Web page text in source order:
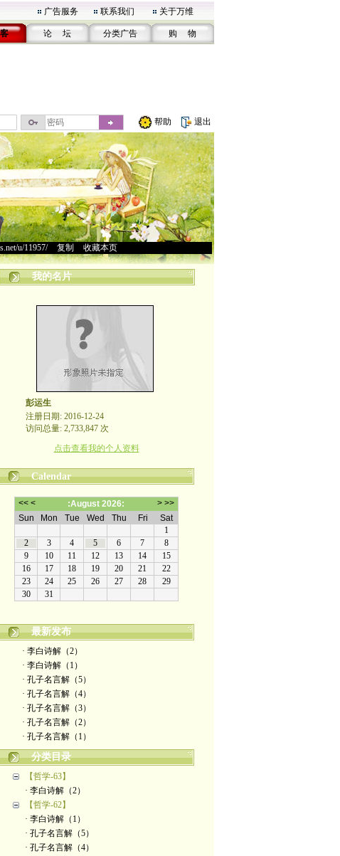
广告服务 联系我们 关于万维
论 坛 分类广告 购 物
帮助 退出
u/11957/> 复制 收藏本页
我的名片
彭运生
注册日期: 2016-12-24
访问总量: 2,733,847 次
点击查看我的个人资料
Calendar
最新发布
· 李白诗解（2）
· 李白诗解（1）
· 孔子名言解（5）
· 孔子名言解（4）
· 孔子名言解（3）
· 孔子名言解（2）
· 孔子名言解（1）
分类目录
【哲学-63】
· 李白诗解（2）
【哲学-62】
· 李白诗解（1）
· 孔子名言解（5）
· 孔子名言解（4）